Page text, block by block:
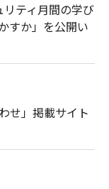
リティ月間の学び
すか」を公開い
せ」掲載サイト